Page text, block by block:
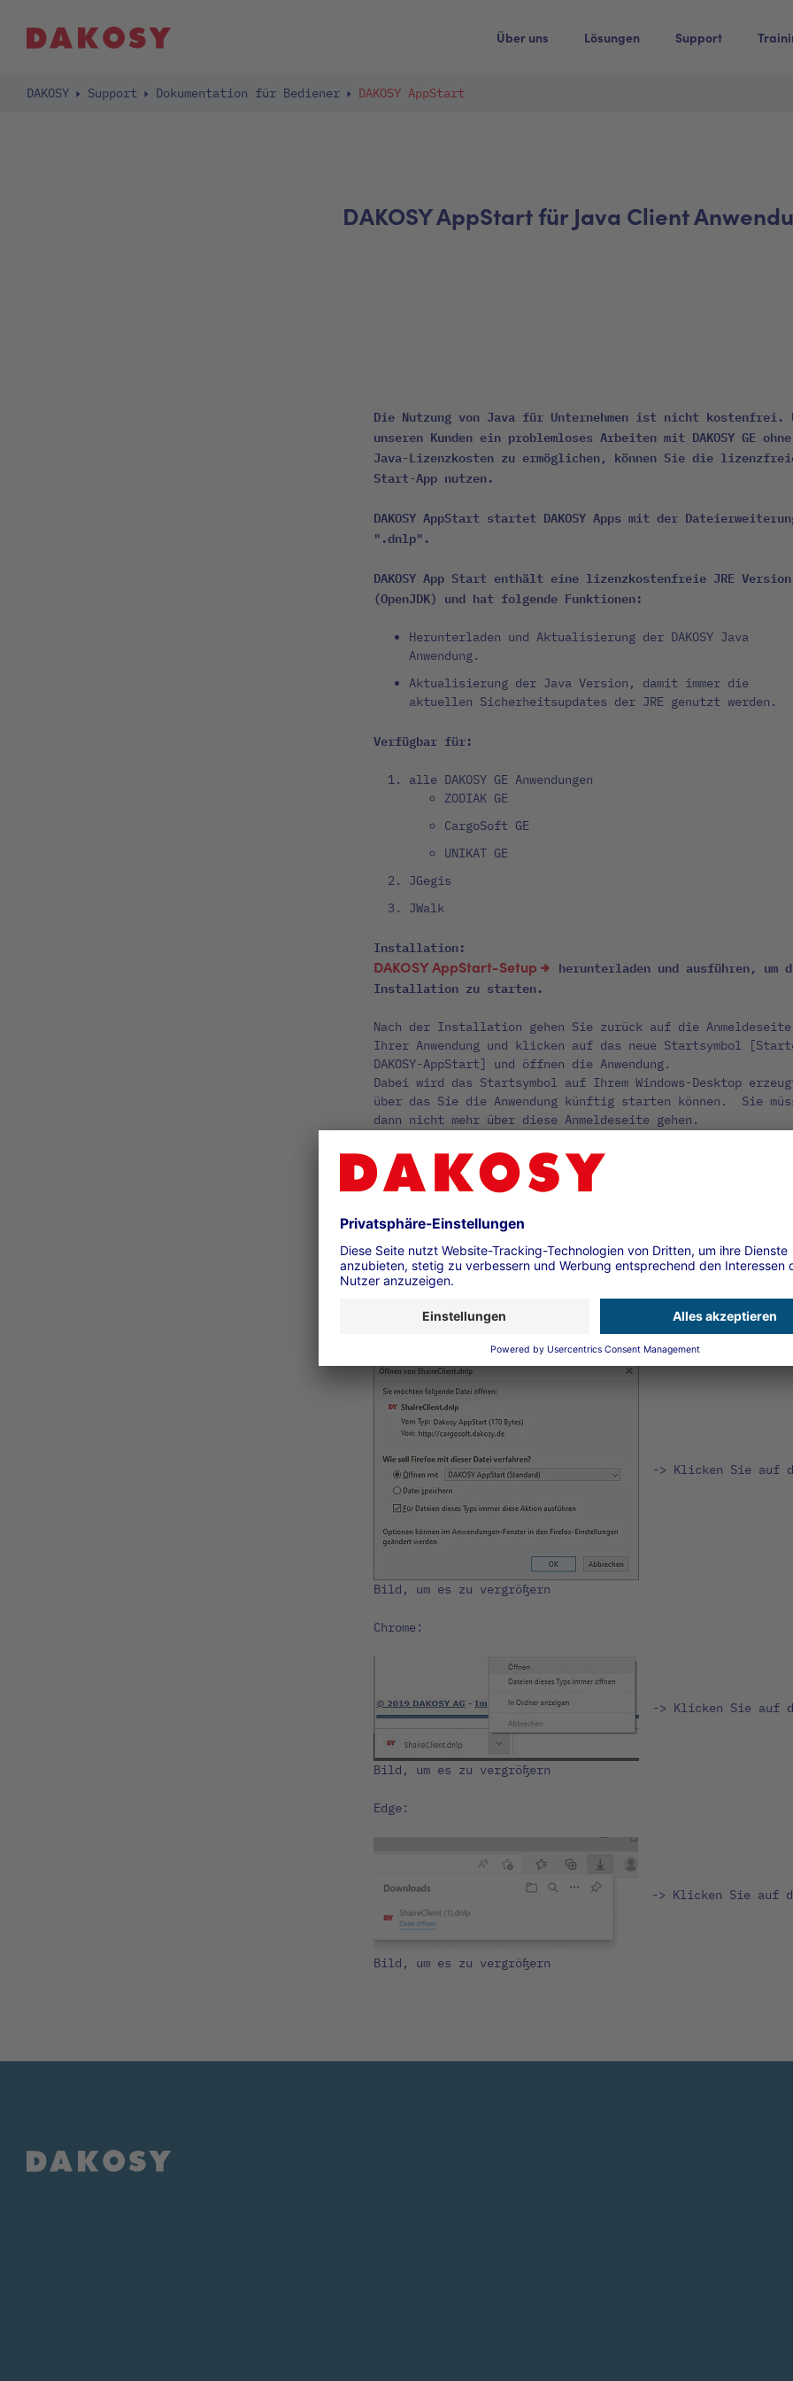
Über uns Lösungen Support
DAKOSY Support Dokumentation für Bediener DAKOSY AppStart
DAKOSY AppStart für Java Client
Die Nutzung von Java für Unternehmen ist nicht kostenfrei.
unseren Kunden ein problemloses Arbeiten mit DAKOSY GE ohne
Java-Lizenzkosten zu ermöglichen, können Sie die
Start-App nutzen.
DAKOSY AppStart startet DAKOSY Apps mit der
".dnlp".
DAKOSY App Start enthält eine lizenzkostenfreie JRE Version
(OpenJDK) und hat folgende Funktionen:
Herunterladen und Aktualisierung der DAKOSY Java
Anwendung.
Aktualisierung der Java Version, damit immer die
aktuellen Sicherheitsupdates der JRE genutzt werden.
Verfügbar für:
alle DAKOSY GE Anwendungen
ZODIAK GE
CargoSoft GE
UNIKAT GE
JGegis
JWalk
Installation:
DAKOSY AppStart-Setup
herunterladen und ausführen, um
Installation zu starten.
Nach der Installation gehen Sie zurück auf die Anmeldeseite
Ihrer Anwendung und klicken auf das neue Startsymbol
DAKOSY-AppStart] und öffnen die Anwendung.
Dabei wird das Startsymbol auf Ihrem Windows-Desktop
über das Sie die Anwendung künftig starten können. Sie
dann nicht mehr über diese Anmeldeseite gehen.
Hinweise:
Auf PCs, die mit den Java Anwendungen arbeiten, muss die
https://www.dakosy.de/fileadmin/user_upload/appstart/
alles was darunter liegt, erreichbar sein, da darüber
verteilt werden.
Beispiele der verschiedenen Browser:
-> Klicken Sie auf
Bild, um es zu vergrößern
Chrome:
-> Klicken Sie auf
Bild, um es zu vergrößern
Edge:
-> Klicken Sie auf
Bild, um es zu vergrößern